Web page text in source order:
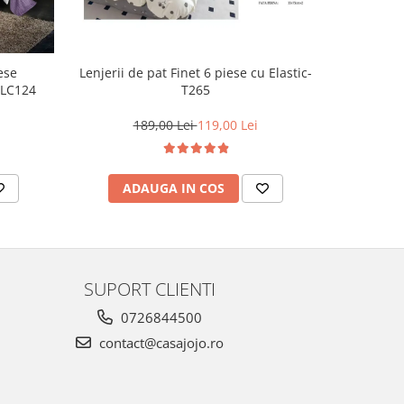
Lenjerii de pat Finet 6 piese cu Elastic-
T265
189,00 Lei119,00 Lei
ADAUGA IN COS
SUPORT CLIENTI
0726844500
contact@casajojo.ro